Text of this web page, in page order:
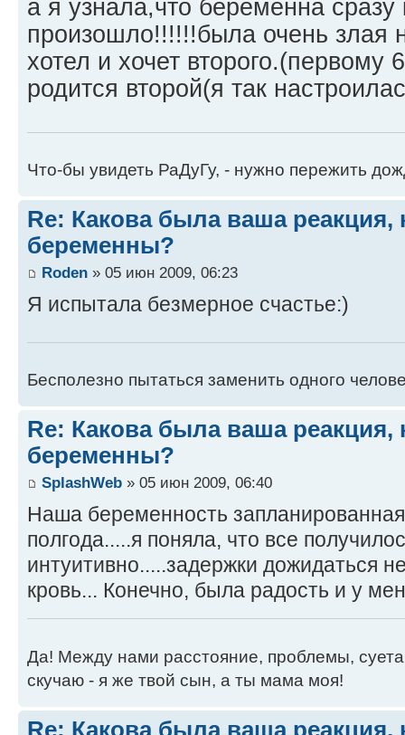
а я узнала,что беременна сразу
произошло!!!!!!была очень злая
хотел и хочет второго.(первому
родится второй(я так
Что-бы увидеть РаДуГу, - нужно пережить
Re: Какова была ваша реакция,
беременны?
Roden » 05 июн 2009, 06:23
Я испытала безмерное счастье:)
Бесполезно пытаться заменить одного
Re: Какова была ваша реакция,
беременны?
SplashWeb » 05 июн 2009, 06:40
Наша беременность
полгода.....я поняла, что все
интуитивно.....задержки дожидаться
кровь... Конечно, была радость и у
Да! Между нами расстояние, проблемы,
скучаю - я же твой сын, а ты мама моя!
Re: Какова была ваша реакция,